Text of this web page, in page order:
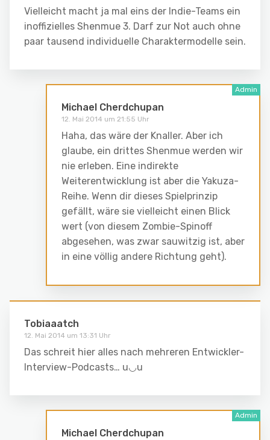
Vielleicht macht ja mal eins der Indie-Teams ein
inoffizielles Shenmue 3. Darf zur Not auch ohne
paar tausend individuelle Charaktermodelle sein.
Michael Cherdchupan
12. Mai 2014 um 21:55 Uhr
Haha, das wäre der Knaller. Aber ich
glaube, ein drittes Shenmue werden wir
nie erleben. Eine indirekte
Weiterentwicklung ist aber die Yakuza-
Reihe. Wenn dir dieses Spielprinzip
gefällt, wäre sie vielleicht einen Blick
wert (von diesem Zombie-Spinoff
abgesehen, was zwar sauwitzig ist, aber
in eine völlig andere Richtung geht).
Tobiaaatch
12. Mai 2014 um 13:31 Uhr
Das schreit hier alles nach mehreren Entwickler-
Interview-Podcasts… u◡u
Michael Cherdchupan